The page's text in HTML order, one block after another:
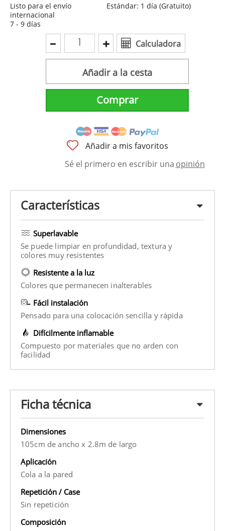
Listo para el envío
internacional
7 - 9 días
Estándar: 1 día (Gratuito)
Calculadora
Añadir a la cesta
Comprar
Añadir a mis favoritos
Sé el primero en escribir una opinión
Características
Superlavable
Se puede limpiar en profundidad, textura y
colores muy resistentes
Resistente a la luz
Colores que permanecen inalterables
Fácil instalación
Pensado para una colocación sencilla y rápida
Difícilmente inflamable
Compuesto por materiales que no arden con
facilidad
Ficha técnica
Dimensiones
105cm de ancho x 2.8m de largo
Aplicación
Cola a la pared
Repetición / Case
Sin repetición
Composición